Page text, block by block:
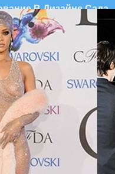
В Дизайне Сада